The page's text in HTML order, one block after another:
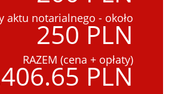
aktu notarialnego - około
250 PLN
RAZEM (cena + opłaty)
PLN